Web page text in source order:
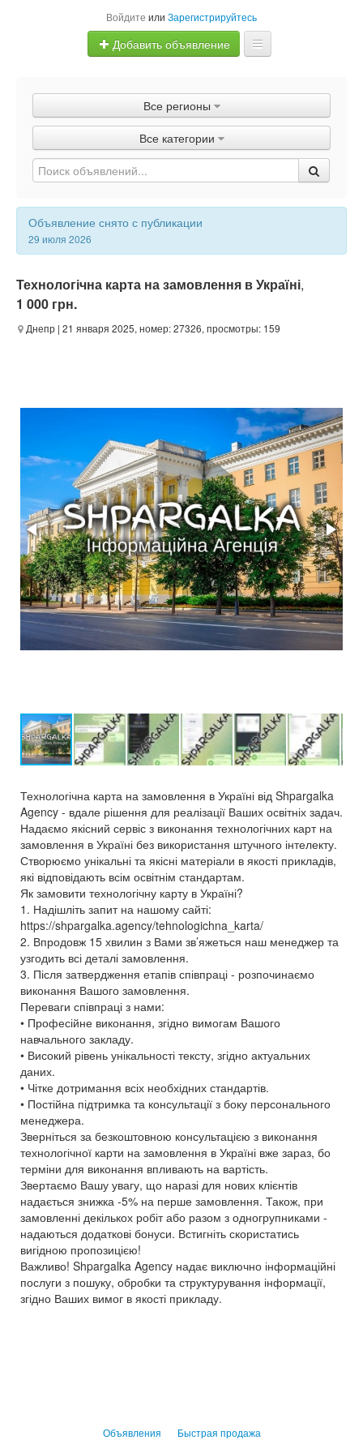
Войдите или Зарегистрируйтесь
Добавить объявление
Объявления
Быстрая продажа
Все регионы
Все категории
Объявление снято с публикации
29 июля 2026
Технологічна карта на замовлення в Україні,
1 000 грн.
Днепр | 21 января 2025, номер: 27326, просмотры: 159
Технологічна карта на замовлення в Україні від Shpargalka
Agency - вдале рішення для реалізації Ваших освітніх задач.
Надаємо якісний сервіс з виконання технологічних карт на
замовлення в Україні без використання штучного інтелекту.
Створюємо унікальні та якісні матеріали в якості прикладів,
які відповідають всім освітнім стандартам.
Як замовити технологічну карту в Україні?
1. Надішліть запит на нашому сайті:
https://shpargalka.agency/tehnologichna_karta/
2. Впродовж 15 хвилин з Вами зв’яжеться наш менеджер та
узгодить всі деталі замовлення.
3. Після затвердження етапів співпраці - розпочинаємо
виконання Вашого замовлення.
Переваги співпраці з нами:
• Професійне виконання, згідно вимогам Вашого
навчального закладу.
• Високий рівень унікальності тексту, згідно актуальних
даних.
• Чітке дотримання всіх необхідних стандартів.
• Постійна підтримка та консультації з боку персонального
менеджера.
Зверніться за безкоштовною консультацією з виконання
технологічної карти на замовлення в Україні вже зараз, бо
терміни для виконання впливають на вартість.
Звертаємо Вашу увагу, що наразі для нових клієнтів
надається знижка -5% на перше замовлення. Також, при
замовленні декількох робіт або разом з одногрупниками -
надаються додаткові бонуси. Встигніть скористатись
вигідною пропозицією!
Важливо! Shpargalka Agency надає виключно інформаційні
послуги з пошуку, обробки та структурування інформації,
згідно Ваших вимог в якості прикладу.
Объявления Быстрая продажа